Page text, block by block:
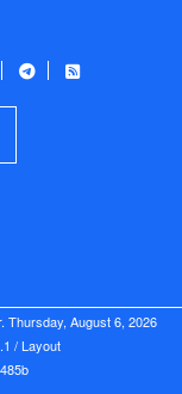
Thursday, August 6, 2026
/ Layout